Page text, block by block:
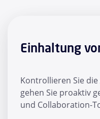
Einhaltung
Kontrollieren Sie
gehen Sie proaktiv
und Collaboration-